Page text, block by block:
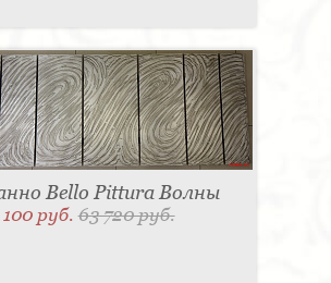
Bello Pittura Волны
100 руб.63 720 руб.